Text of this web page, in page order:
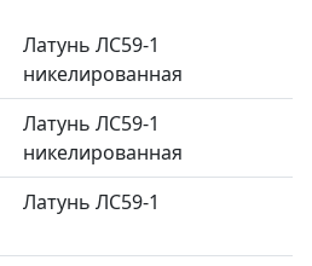
Латунь ЛС59-1
никелированная
Латунь ЛС59-1
никелированная
Латунь ЛС59-1